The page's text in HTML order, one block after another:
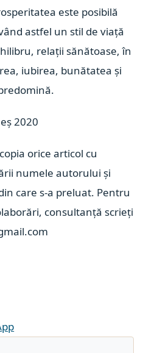
este posibilă
astfel un stil de viață
relații sănătoase, în
iubirea, bunătatea și
2020
orice articol cu
numele autorului și
care s-a preluat. Pentru
consultanță scrieți